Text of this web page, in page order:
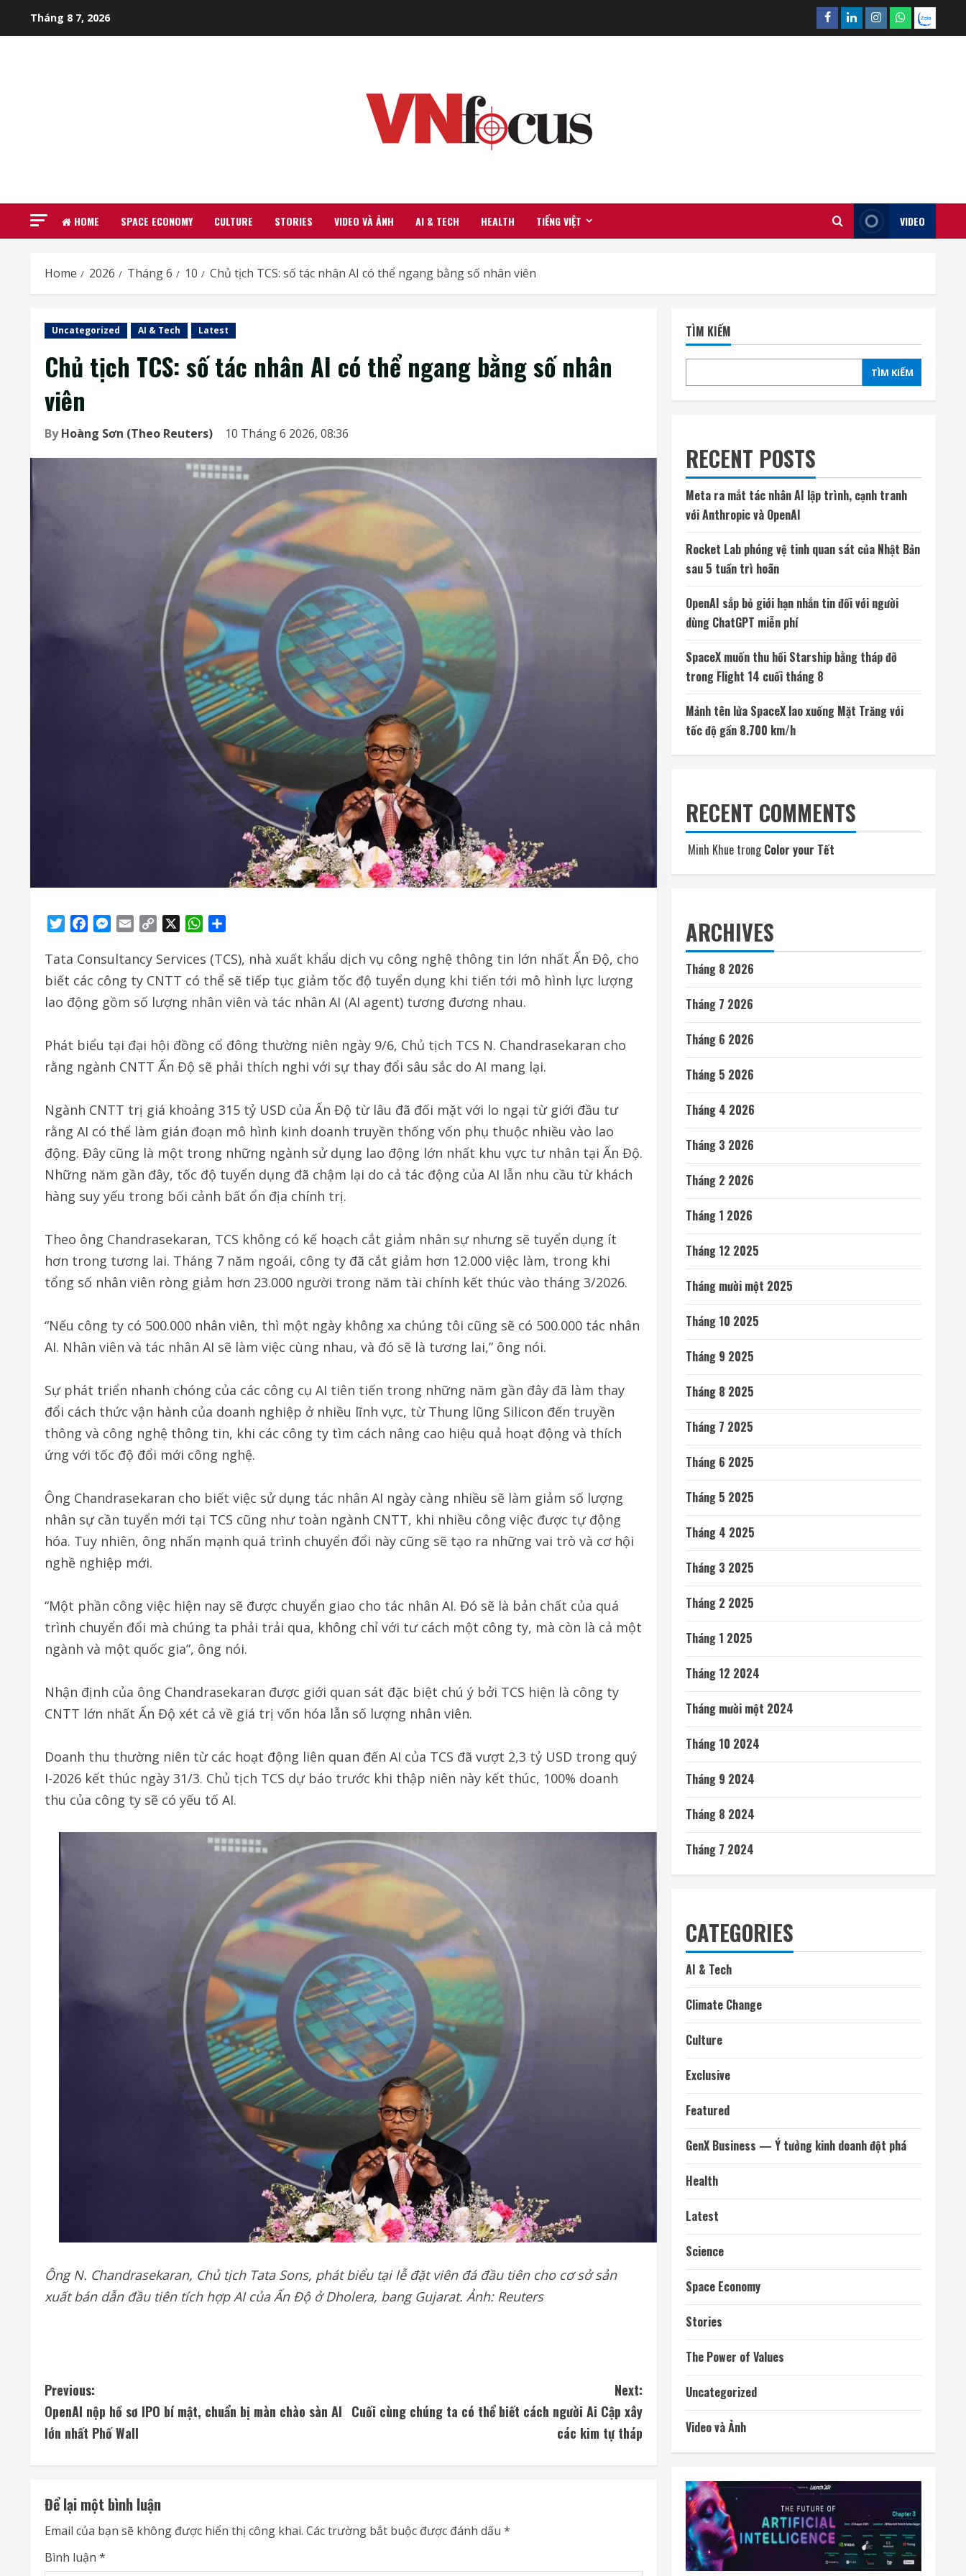
Tháng 8 7, 2026 Facebook
LinkedinInstagram
What’sapp
Zalo
HOME SPACE ECONOMY CULTURE STORIES VIDEO VÀ ẢNH AI & TECH HEALTH TIẾNG VIỆT VIDEO
Home 2026 Tháng 6 10 Chủ tịch TCS: số tác nhân AI có thể ngang bằng số nhân viên
Uncategorized AI & Tech Latest
Chủ tịch TCS: số tác nhân AI có thể ngang bằng số nhân
viên
ByHoàng Sơn (Theo Reuters) 10 Tháng 6 2026, 08:36
TwitterFacebookMessenger
Email
Copy
WhatsApp
Tata Consultancy Services (TCS), nhà xuất khẩu dịch vụ công nghệ thông tin lớn nhất Ấn Độ, cho
biết các công ty CNTT có thể sẽ tiếp tục giảm tốc độ tuyển dụng khi tiến tới mô hình lực lượng
lao động gồm số lượng nhân viên và tác nhân AI (AI agent) tương đương nhau.
Phát biểu tại đại hội đồng cổ đông thường niên ngày 9/6, Chủ tịch TCS N. Chandrasekaran cho
rằng ngành CNTT Ấn Độ sẽ phải thích nghi với sự thay đổi sâu sắc do AI mang lại.
Ngành CNTT trị giá khoảng 315 tỷ USD của Ấn Độ từ lâu đã đối mặt với lo ngại từ giới đầu tư
rằng AI có thể làm gián đoạn mô hình kinh doanh truyền thống vốn phụ thuộc nhiều vào lao
động. Đây cũng là một trong những ngành sử dụng lao động lớn nhất khu vực tư nhân tại Ấn Độ.
Những năm gần đây, tốc độ tuyển dụng đã chậm lại do cả tác động của AI lẫn nhu cầu từ khách
hàng suy yếu trong bối cảnh bất ổn địa chính trị.
Theo ông Chandrasekaran, TCS không có kế hoạch cắt giảm nhân sự nhưng sẽ tuyển dụng ít
hơn trong tương lai. Tháng 7 năm ngoái, công ty đã cắt giảm hơn 12.000 việc làm, trong khi
tổng số nhân viên ròng giảm hơn 23.000 người trong năm tài chính kết thúc vào tháng 3/2026.
“Nếu công ty có 500.000 nhân viên, thì một ngày không xa chúng tôi cũng sẽ có 500.000 tác nhân
AI. Nhân viên và tác nhân AI sẽ làm việc cùng nhau, và đó sẽ là tương lai,” ông nói.
Sự phát triển nhanh chóng của các công cụ AI tiên tiến trong những năm gần đây đã làm thay
đổi cách thức vận hành của doanh nghiệp ở nhiều lĩnh vực, từ Thung lũng Silicon đến truyền
thông và công nghệ thông tin, khi các công ty tìm cách nâng cao hiệu quả hoạt động và thích
ứng với tốc độ đổi mới công nghệ.
Ông Chandrasekaran cho biết việc sử dụng tác nhân AI ngày càng nhiều sẽ làm giảm số lượng
nhân sự cần tuyển mới tại TCS cũng như toàn ngành CNTT, khi nhiều công việc được tự động
hóa. Tuy nhiên, ông nhấn mạnh quá trình chuyển đổi này cũng sẽ tạo ra những vai trò và cơ hội
nghề nghiệp mới.
“Một phần công việc hiện nay sẽ được chuyển giao cho tác nhân AI. Đó sẽ là bản chất của quá
trình chuyển đổi mà chúng ta phải trải qua, không chỉ với tư cách một công ty, mà còn là cả một
ngành và một quốc gia”, ông nói.
Nhận định của ông Chandrasekaran được giới quan sát đặc biệt chú ý bởi TCS hiện là công ty
CNTT lớn nhất Ấn Độ xét cả về giá trị vốn hóa lẫn số lượng nhân viên.
Doanh thu thường niên từ các hoạt động liên quan đến AI của TCS đã vượt 2,3 tỷ USD trong quý
I-2026 kết thúc ngày 31/3. Chủ tịch TCS dự báo trước khi thập niên này kết thúc, 100% doanh
thu của công ty sẽ có yếu tố AI.
Ông N. Chandrasekaran, Chủ tịch Tata Sons, phát biểu tại lễ đặt viên đá đầu tiên cho cơ sở sản
xuất bán dẫn đầu tiên tích hợp AI của Ấn Độ ở Dholera, bang Gujarat. Ảnh: Reuters
C
o
i
n
Previous:
OpenAI nộp hồ sơ IPO bí mật, chuẩn bị màn chào sàn AI
lớn nhất Phố Wall
Next:
Cuối cùng chúng ta có thể biết cách người Ai Cập xây
các kim tự tháp
Để lại một bình luận
Email của bạn sẽ không được hiển thị công khai. Các trường bắt buộc được đánh dấu *
Bình luận *
TÌM KIẾM
TÌM KIẾM
RECENT POSTS
Meta ra mắt tác nhân AI lập trình, cạnh tranh
với Anthropic và OpenAI
Rocket Lab phóng vệ tinh quan sát của Nhật Bản
sau 5 tuần trì hoãn
OpenAI sắp bỏ giới hạn nhắn tin đối với người
dùng ChatGPT miễn phí
SpaceX muốn thu hồi Starship bằng tháp đỡ
trong Flight 14 cuối tháng 8
Mảnh tên lửa SpaceX lao xuống Mặt Trăng với
tốc độ gần 8.700 km/h
RECENT COMMENTS
Minh Khue trongColor your Tết
ARCHIVES
Tháng 8 2026
Tháng 7 2026
Tháng 6 2026
Tháng 5 2026
Tháng 4 2026
Tháng 3 2026
Tháng 2 2026
Tháng 1 2026
Tháng 12 2025
Tháng mười một 2025
Tháng 10 2025
Tháng 9 2025
Tháng 8 2025
Tháng 7 2025
Tháng 6 2025
Tháng 5 2025
Tháng 4 2025
Tháng 3 2025
Tháng 2 2025
Tháng 1 2025
Tháng 12 2024
Tháng mười một 2024
Tháng 10 2024
Tháng 9 2024
Tháng 8 2024
Tháng 7 2024
CATEGORIES
AI & Tech
Climate Change
Culture
Exclusive
Featured
GenX Business — Ý tưởng kinh doanh đột phá
Health
Latest
Science
Space Economy
Stories
The Power of Values
Uncategorized
Video và Ảnh